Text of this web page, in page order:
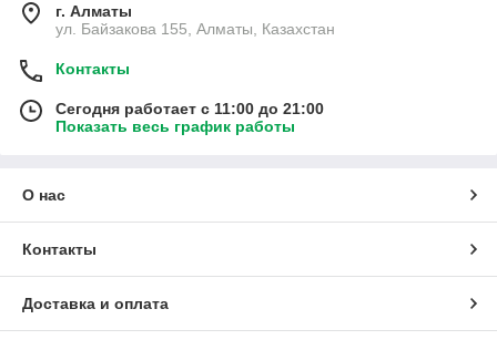
г. Алматы
ул. Байзакова 155, Алматы, Казахстан
Контакты
Сегодня работает с 11:00 до 21:00
Показать весь график работы
О нас
Контакты
Доставка и оплата